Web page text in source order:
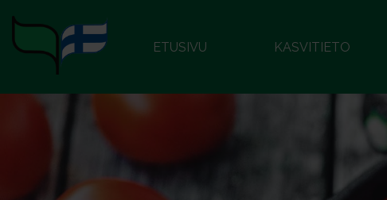
ETUSIVU KASVITIETO